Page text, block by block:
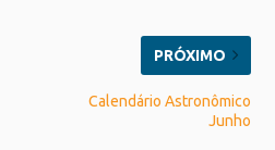
PRÓXIMO
Calendário Astronômico
Junho